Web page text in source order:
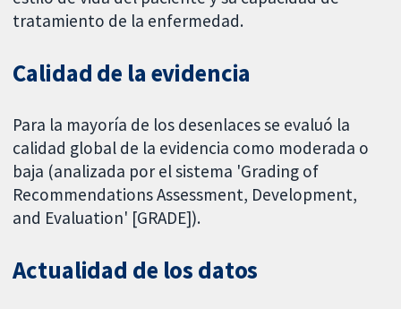
tratamiento de la enfermedad.
Calidad de la evidencia
Para la mayoría de los desenlaces se evaluó la
calidad global de la evidencia como moderada o
baja (analizada por el sistema 'Grading of
Recommendations Assessment, Development,
and Evaluation' [GRADE]).
Actualidad de los datos